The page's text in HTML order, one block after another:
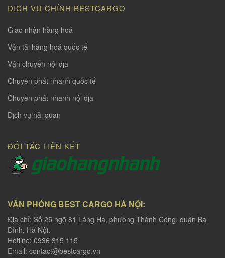
DỊCH VỤ CHÍNH BESTCARGO
Giao nhận hàng hoá
Vận tải hàng hoá quốc tế
Vận chuyển nội địa
Chuyển phát nhanh quốc tế
Chuyển phát nhanh nội địa
Dịch vụ hải quan
ĐỐI TÁC LIÊN KẾT
VĂN PHÒNG BEST CARGO HÀ NỘI:
Địa chỉ: Số 25 ngõ 81 Láng Hạ, phường Thành Công, quận Ba
Đình, Hà Nội.
Hotline: 0936 315 115
Email: contact@bestcargo.vn